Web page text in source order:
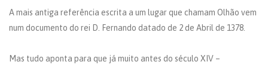
A mais antiga referência escrita a um lugar que chamam Olhão vem
num documento do rei D. Fernando datado de 2 de Abril de 1378.
Mas tudo aponta para que já muito antes do século XIV –